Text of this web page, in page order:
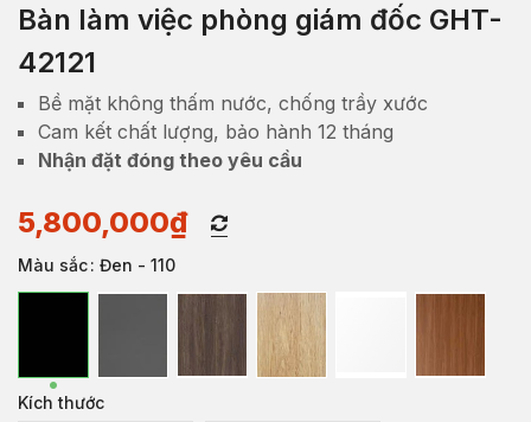
Bàn làm việc phòng giám đốc GHT-
42121
Bề mặt không thấm nước, chống trầy xước
Cam kết chất lượng, bảo hành 12 tháng
Nhận đặt đóng theo yêu cầu
5,800,000₫
Màu sắc: Đen - 110
Kích thước